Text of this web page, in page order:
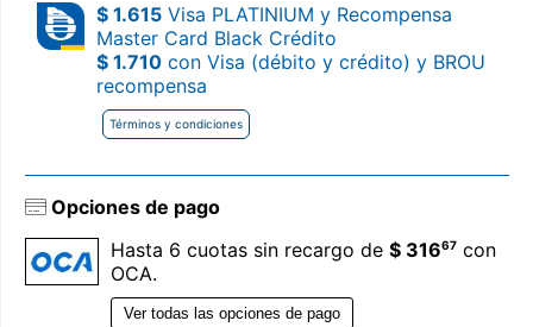
$ 1.615 Visa PLATINIUM y Recompensa
Master Card Black Crédito
$ 1.710 con Visa (débito y crédito) y BROU
recompensa
Términos y condiciones
Opciones de pago
Hasta 6 cuotas sin recargo de $ 31667 con
OCA.
Ver todas las opciones de pago